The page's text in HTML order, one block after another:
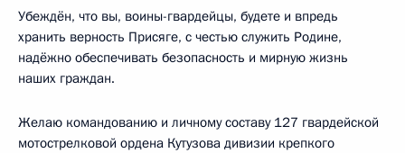
Убеждён, что вы, воины-гвардейцы, будете и впредь
хранить верность Присяге, с честью служить Родине,
надёжно обеспечивать безопасность и мирную жизнь
наших граждан.
Желаю командованию и личному составу 127 гвардейской
мотострелковой ордена Кутузова дивизии крепкого